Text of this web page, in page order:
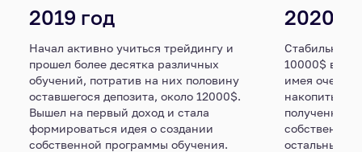
2019 год
Начал активно учиться трейдингу и
прошел более десятка различных
обучений, потратив на них половину
оставшегося депозита, около 12000$.
Вышел на первый доход и стала
формироваться идея о создании
собственной программы обучения.
2020
Стабильно
10000$ в
имея очень
накопить
полученные
собственное
остальных,